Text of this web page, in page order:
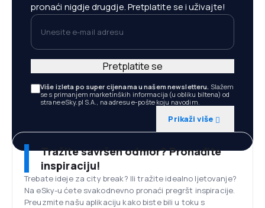
pronaći nigdje drugdje. Pretplatite se i uživajte!
Unesite e-mail adresu
Više izleta po super cijenama u našem newsletteru. Slažem
se s primanjem marketinških informacija (u obliku biltena) od
strane eSky.pl S.A., na adresu e-pošte koju navodim.
Prikaži više
Pretplatite se
Tražite savršen odmor? Pronađite
inspiraciju!
Trebate ideje za city break? Ili tražite idealno ljetovanje?
Na eSky-u ćete svakodnevno pronaći pregršt inspiracije.
Preuzmite našu aplikaciju kako biste bili u toku s